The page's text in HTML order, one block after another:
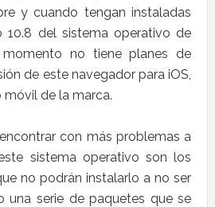
y cuando tengan instaladas
10.8 del sistema operativo de
no tiene planes de
de este navegador para iOS,
de la marca.
con más problemas a
sistema operativo son los
no podrán instalarlo a no ser
una serie de paquetes que se